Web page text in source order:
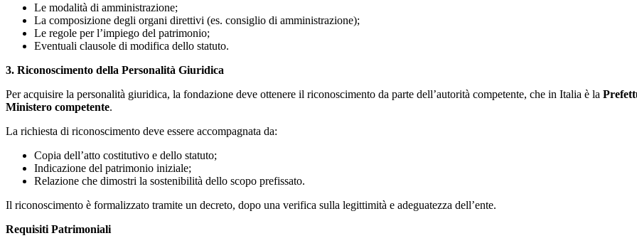
Le modalità di amministrazione;
La composizione degli organi direttivi (es. consiglio di amministrazione);
Le regole per l’impiego del patrimonio;
Eventuali clausole di modifica dello statuto.
3. Riconoscimento della Personalità Giuridica
Per acquisire la personalità giuridica, la fondazione deve ottenere il riconoscimento da parte dell’autorità competente, che in Italia è la
Ministero competente.
La richiesta di riconoscimento deve essere accompagnata da:
Copia dell’atto costitutivo e dello statuto;
Indicazione del patrimonio iniziale;
Relazione che dimostri la sostenibilità dello scopo prefissato.
Il riconoscimento è formalizzato tramite un decreto, dopo una verifica sulla legittimità e adeguatezza dell’ente.
Requisiti Patrimoniali